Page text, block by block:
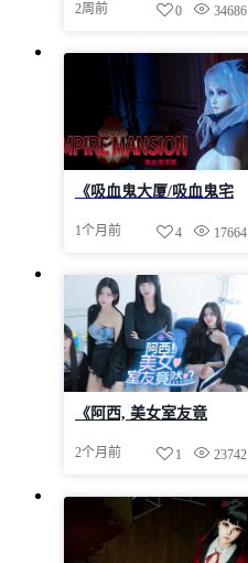
v2.727.0.0-Build
中|容量108.2GB
2周前 34686
0
《吸血鬼大厦/吸血鬼宅
v1.5.6-Build 23980152官
1个月前 17664
4
《阿西, 美女室友竟
One Roof》-Build
中|容量27.4GB
2个月前 23742
1